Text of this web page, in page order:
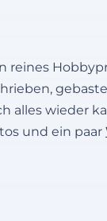
reines
alles wieder
und ein paar